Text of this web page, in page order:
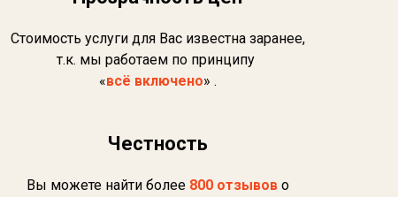
Стоимость услуги для Вас известна заранее,
т.к. мы работаем по принципу
«всё включено» .
Честность
Вы можете найти более 800 отзывово